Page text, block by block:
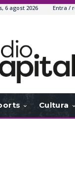
6 agost 2026 Entra /
Cultura